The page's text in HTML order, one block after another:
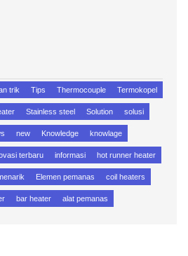
trik Tips Thermocouple Termokopel
Stainless steel Solution solusi
new Knowledge knowlage
terbaru informasi hot runner heater
Elemen pemanas coil heaters
bar heater alat pemanas